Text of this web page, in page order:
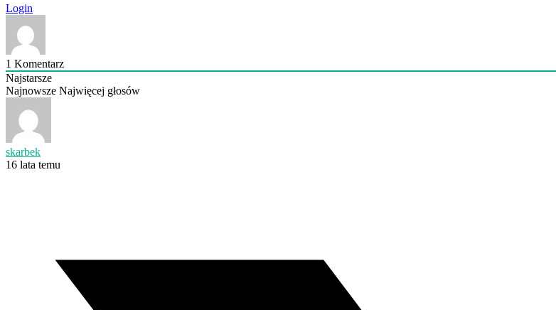
Login
1 Komentarz
Najstarsze
Najnowsze Najwięcej głosów
skarbek
16 lata temu